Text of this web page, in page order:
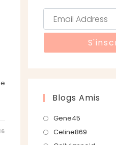
Blogs Amis
Gene45
dans
Celine869